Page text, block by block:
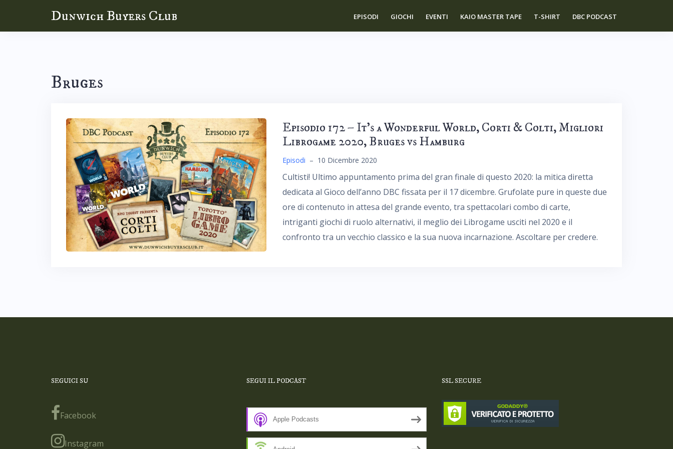
Dunwich Buyers Club EPISODI GIOCHI EVENTI KAIO MASTER TAPE T-SHIRT DBC PODCAST
Bruges
Episodio 172 – It’s a Wonderful World, Corti & Colti, Migliori
Librogame 2020, Bruges vs Hamburg
Episodi – 10 Dicembre 2020
Cultisti! Ultimo appuntamento prima del gran finale di questo 2020: la mitica diretta
dedicata al Gioco dell’anno DBC fissata per il 17 dicembre. Grufolate pure in queste due
ore di contenuto in attesa del grande evento, tra spettacolari combo di carte,
intriganti giochi di ruolo alternativi, il meglio dei Librogame usciti nel 2020 e il
confronto tra un vecchio classico e la sua nuova incarnazione. Ascoltare per credere.
SEGUICI SU
Facebook
Instagram
SEGUI IL PODCAST
Apple Podcasts
SSL SECURE